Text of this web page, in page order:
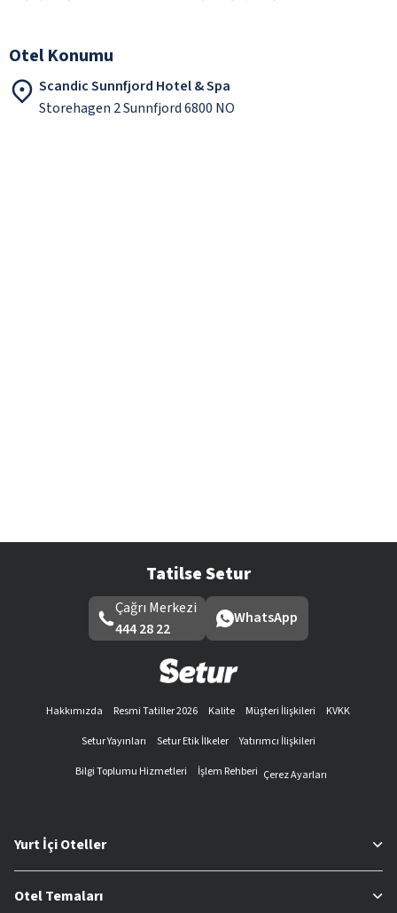
Otel Konumu
Scandic Sunnfjord Hotel & Spa
Storehagen 2 Sunnfjord 6800 NO
Tatilse Setur
Çağrı Merkezi
444 28 22
WhatsApp
Hakkımızda Resmi Tatiller 2026 Kalite Müşteri İlişkileri
KVKK
Setur Yayınları
Setur Etik İlkeler
Yatırımcı İlişkileri
Bilgi Toplumu Hizmetleri
İşlem Rehberi Çerez Ayarları
Yurt İçi Oteller
Otel Temaları